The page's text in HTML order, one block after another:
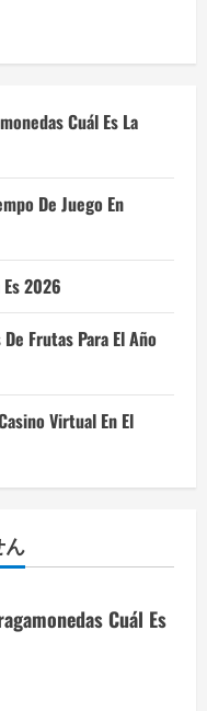
Cuál Es La
De Juego En
2026
Frutas Para El Año
Virtual En El
ん
Cuál Es